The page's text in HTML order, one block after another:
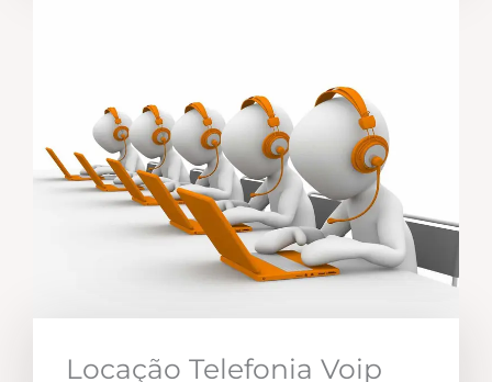
Locação Telefonia Voip